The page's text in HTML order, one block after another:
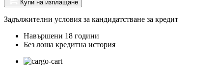
Купи на изплащане
Задължителни условия за кандидатстване за кредит
Навършени 18 години
Без лоша кредитна история